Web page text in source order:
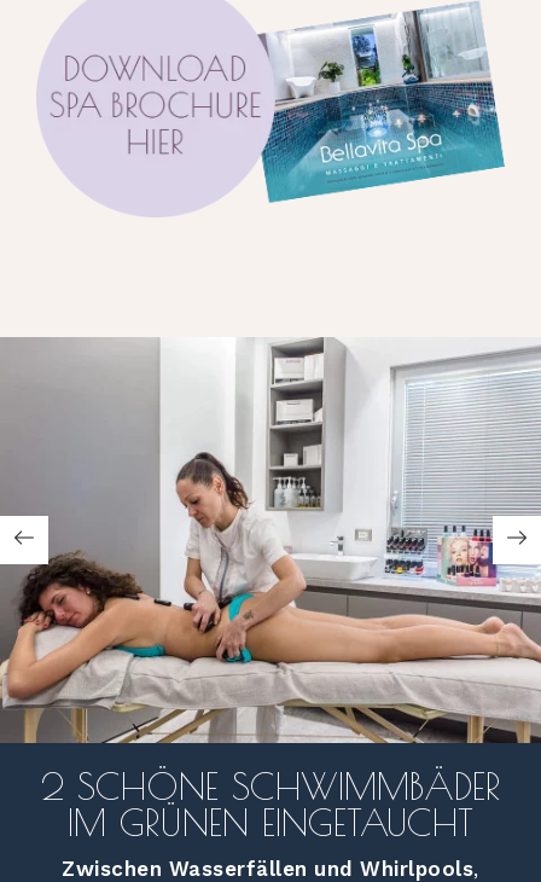
2 SCHÖNE SCHWIMMBÄDER
IM GRÜNEN EINGETAUCHT
Zwischen Wasserfällen und Whirlpools,